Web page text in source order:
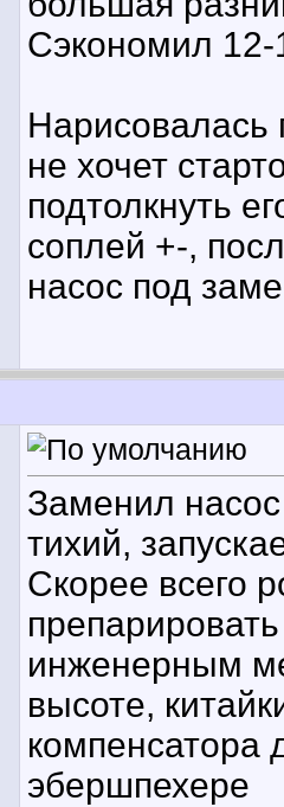
Сэкономил 12-
не хочет
подтолкнуть
соплей +-,
насос под
Заменил
тихий,
Скорее всего
инженерным
высоте,
компенсатора
эбершпехере